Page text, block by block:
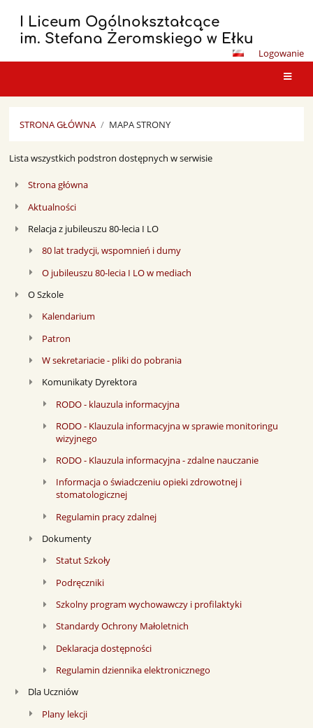
I Liceum Ogólnokształcące
im. Stefana Żeromskiego w Ełku
Logowanie
STRONA GŁÓWNA / MAPA STRONY
Mapa
strony
Lista wszystkich podstron dostępnych w serwisie
Strona główna
Aktualności
Relacja z jubileuszu 80-lecia I LO
80 lat tradycji, wspomnień i dumy
O jubileuszu 80-lecia I LO w mediach
O Szkole
Kalendarium
Patron
W sekretariacie - pliki do pobrania
Komunikaty Dyrektora
RODO - klauzula informacyjna
RODO - Klauzula informacyjna w sprawie monitoringu
wizyjnego
RODO - Klauzula informacyjna - zdalne nauczanie
Informacja o świadczeniu opieki zdrowotnej i
stomatologicznej
Regulamin pracy zdalnej
Dokumenty
Statut Szkoły
Podręczniki
Szkolny program wychowawczy i profilaktyki
Standardy Ochrony Małoletnich
Deklaracja dostępności
Regulamin dziennika elektronicznego
Dla Uczniów
Plany lekcji